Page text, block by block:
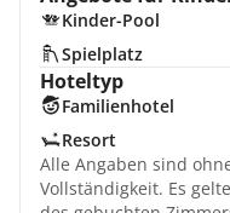
Kinder-Pool
Spielplatz
Hoteltyp
Familienhotel
Resort
Alle Angaben sind
Vollständigkeit. Es